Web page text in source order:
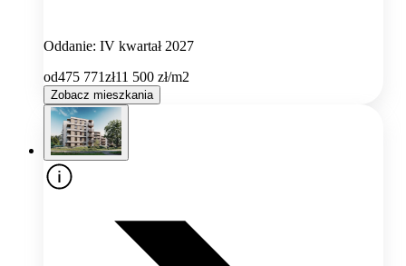
Oddanie: IV kwartał 2027
od475 771zł11 500 zł/m2
Zobacz mieszkania